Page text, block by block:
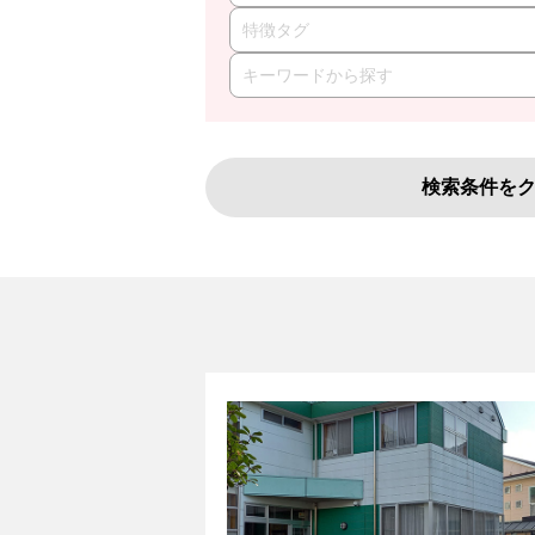
特徴タグ
検索条件を